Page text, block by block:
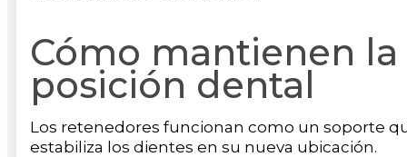
Cómo mantienen la
posición dental
Los retenedores funcionan como un soporte
estabiliza los dientes en su nueva ubicación.